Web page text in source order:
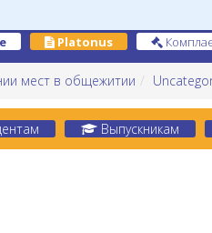
Platonus
мест в общежитии
Выпускникам